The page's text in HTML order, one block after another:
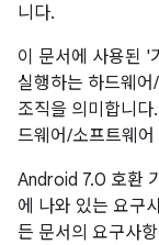
니다.
이 문서에 사용된
실행하는 하드웨
조직을 의미합니
드웨어/소프트웨
Android 7.0 호환
에 나와 있는 요구
든 문서의 요구사